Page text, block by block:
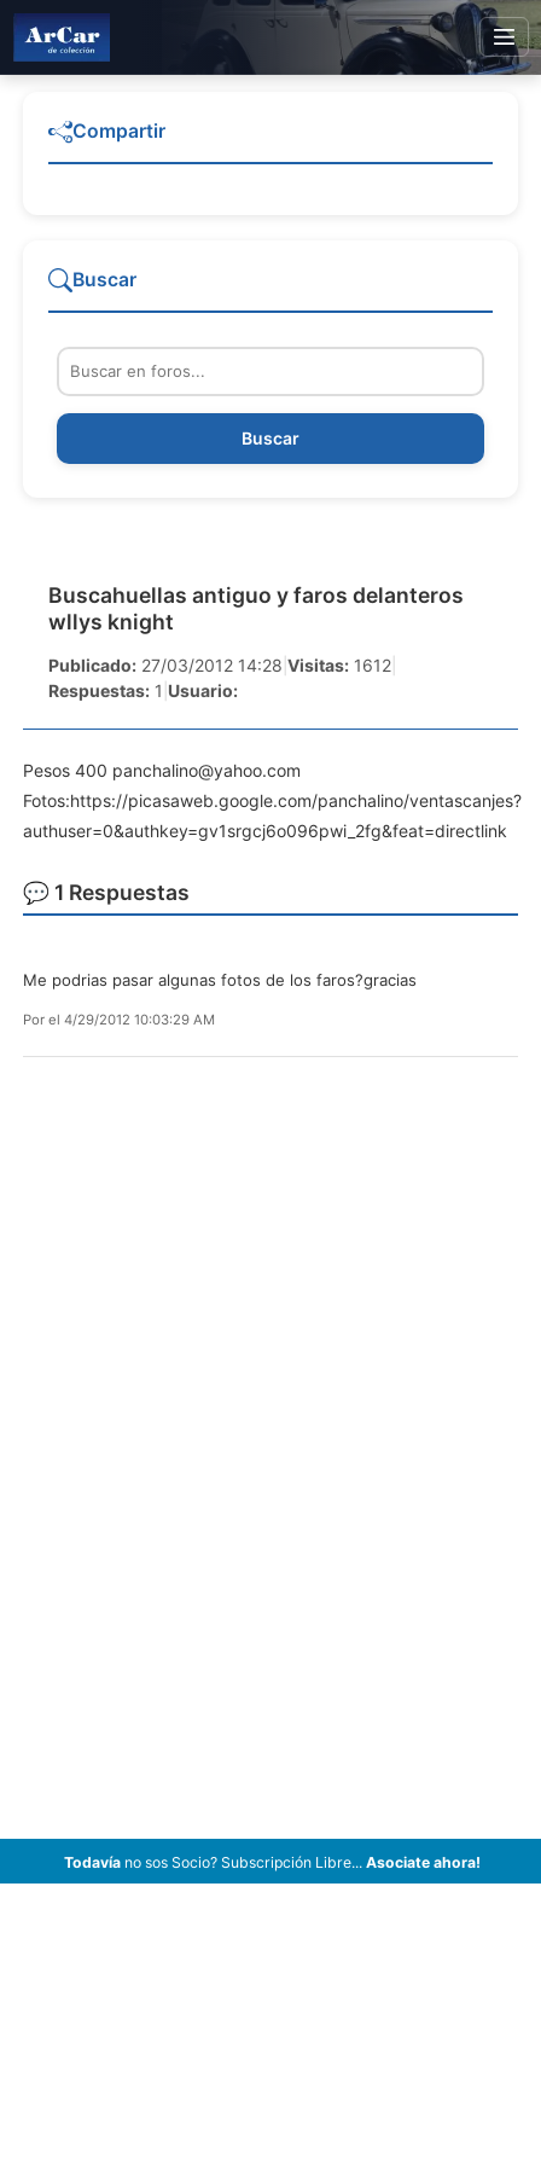
Buscahuellas antiguo y faros delanteros
wllys knight
Publicado: 27/03/2012 14:28 Visitas: 1612
Respuestas: 1 Usuario:
Pesos 400 panchalino@yahoo.com
Fotos:https://picasaweb.google.com/panchalino/ventascanjes?
authuser=0&authkey=gv1srgcj6o096pwi_2fg&feat=directlink
💬 1 Respuestas
Me podrias pasar algunas fotos de los faros?gracias
Por el 4/29/2012 10:03:29 AM
Compartir
Buscar
Buscar
Todavíano sos Socio? Subscripción Libre... Asociate ahora!